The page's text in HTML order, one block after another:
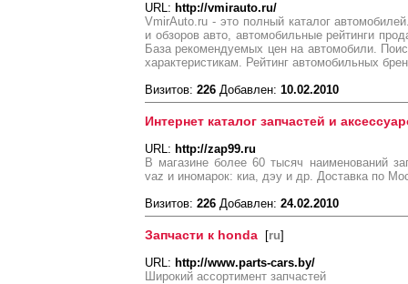
URL: http://vmirauto.ru/
VmirAuto.ru - это полный каталог
и обзоров авто, автомобильные рейтинги
База рекомендуемых цен на автомобили.
характеристикам. Рейтинг автомобильных
Визитов: 226 Добавлен: 10.02.2010
Интернет каталог запчастей и
URL: http://zap99.ru
В магазине более 60 тысяч наименований
vaz и иномарок: киа, дэу и др. Доставка по
Визитов: 226 Добавлен: 24.02.2010
Запчасти к honda [ru]
URL: http://www.parts-cars.by/
Широкий ассортимент запчастей